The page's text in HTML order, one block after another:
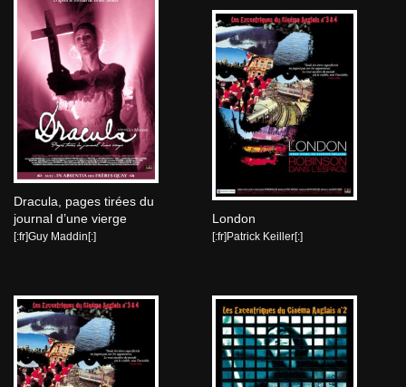
Dracula, pages tirées du
journal d’une vierge
[:fr]Guy Maddin[:]
London
[:fr]Patrick Keiller[:]